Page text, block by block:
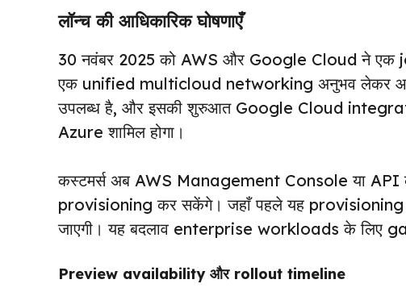
लॉन्च की आधिकारिक घोषणाएँ
30 नवंबर 2025 को AWS और Google Cloud ने एक
एक unified multicloud networking अनुभव लेकर
उपलब्ध है, और इसकी शुरुआत Google Cloud
Azure शामिल होगा।
कस्टमर्स अब AWS Management Console या
provisioning कर सकेंगे। जहाँ पहले यह provisioning
जाएगी। यह बदलाव enterprise workloads के लिए
Preview availability और rollout timeline